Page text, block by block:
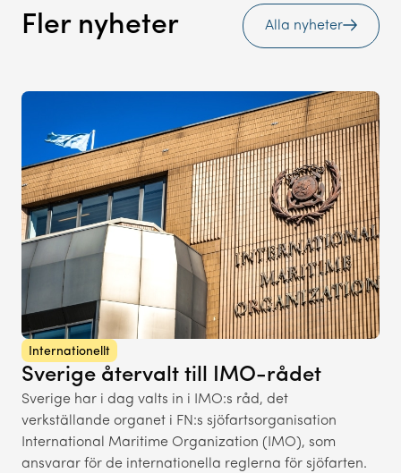
Fler nyheter Alla nyheter
Internationellt
Sverige återvalt till IMO-rådet
Sverige har i dag valts in i IMO:s råd, det
verkställande organet i FN:s sjöfartsorganisation
International Maritime Organization (IMO), som
ansvarar för de internationella reglerna för sjöfarten.